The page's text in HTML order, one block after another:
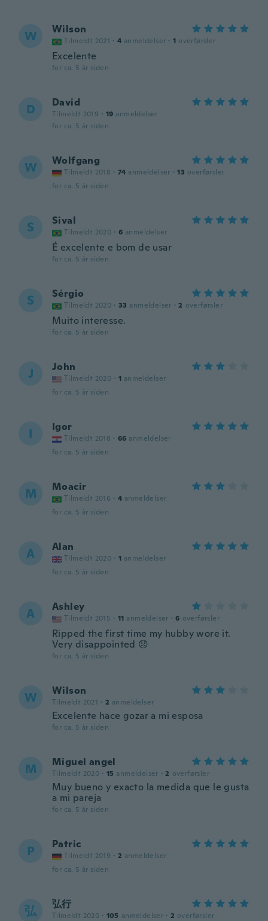
W Wilson
Tilmeldt 2021 · 4 anmeldelser · 1 overførsler
Excelente
for ca. 5 år siden
D David
Tilmeldt 2019 · 19 anmeldelser
for ca. 5 år siden
W Wolfgang
Tilmeldt 2018 · 74 anmeldelser · 13 overførsler
for ca. 5 år siden
S Sival
Tilmeldt 2020 · 6 anmeldelser
É excelente e bom de usar
for ca. 5 år siden
S Sérgio
Tilmeldt 2020 · 33 anmeldelser · 2 overførsler
Muito interesse.
for ca. 5 år siden
J John
Tilmeldt 2020 · 1 anmeldelser
for ca. 5 år siden
I Igor
Tilmeldt 2018 · 66 anmeldelser
for ca. 5 år siden
M Moacir
Tilmeldt 2016 · 4 anmeldelser
for ca. 5 år siden
A Alan
Tilmeldt 2020 · 1 anmeldelser
for ca. 5 år siden
A Ashley
Tilmeldt 2015 · 11 anmeldelser · 6 overførsler
Ripped the first time my hubby wore it.
Very disappointed 😞
for ca. 5 år siden
W Wilson
Tilmeldt 2021 · 2 anmeldelser
Excelente hace gozar a mi esposa
for ca. 5 år siden
M Miguel angel
Tilmeldt 2020 · 15 anmeldelser · 2 overførsler
Muy bueno y exacto la medida que le gusta
a mi pareja
for ca. 5 år siden
P Patric
Tilmeldt 2019 · 2 anmeldelser
for ca. 5 år siden
弘 弘行
Tilmeldt 2020 · 105 anmeldelser · 2 overførsler